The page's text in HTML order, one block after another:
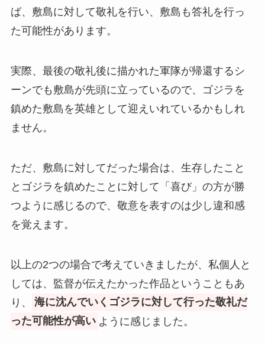
ば、敷島に対して敬礼を行い、敷島も答礼を行っ
た可能性があります。
実際、最後の敬礼後に描かれた軍隊が帰還するシ
ーンでも敷島が先頭に立っているので、ゴジラを
鎮めた敷島を英雄として迎えいれているかもしれ
ません。
ただ、敷島に対してだった場合は、生存したこと
とゴジラを鎮めたことに対して「喜び」の方が勝
つように感じるので、敬意を表すのは少し違和感
を覚えます。
以上の2つの場合で考えていきましたが、私個人と
しては、監督が伝えたかった作品ということもあ
り、
海に沈んでいくゴジラに対して行った敬礼だ
った可能性が高い ように感じました。